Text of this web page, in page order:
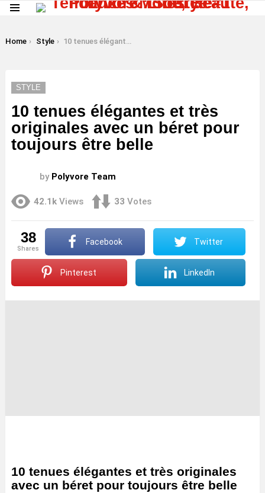
You are here:
Home Style 10 tenues élégantes et très originales avec un béret pour toujours être belle
STYLE
10 tenues élégantes et très
originales avec un béret pour
toujours être belle
by Polyvore Team
42.1k Views 33 Votes
38
shares
Facebook Twitter
Pinterest LinkedIn
10 tenues élégantes et très originales
avec un béret pour toujours être belle